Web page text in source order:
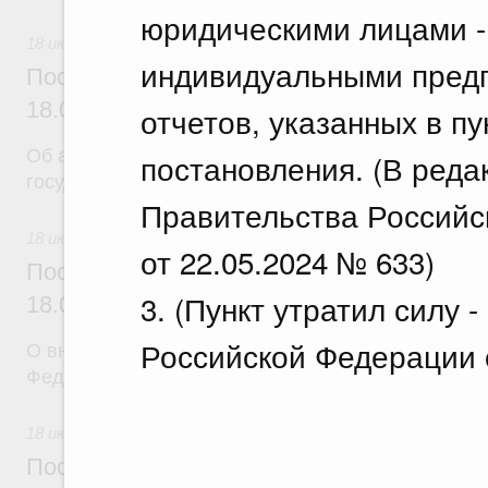
юридическими лицами
индивидуальными
отчетов, указанных в
постановления. (В
Правительства
от 22.05.2024 № 633)
3. (Пункт утратил силу
Российской
Постановление Правительства
18.07.2026 г. № 904
государственных контрактов
Постановление Правительства
18.07.2026 г. № 909
О внесении изменения в постановление
Федерации от 17 февраля 2024 г. № 179
Постановление Правительства